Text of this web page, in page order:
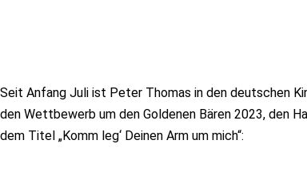
Seit Anfang Juli ist Peter Thomas in den deutschen
den Wettbewerb um den Goldenen Bären 2023, den
dem Titel „Komm leg‘ Deinen Arm um mich“: